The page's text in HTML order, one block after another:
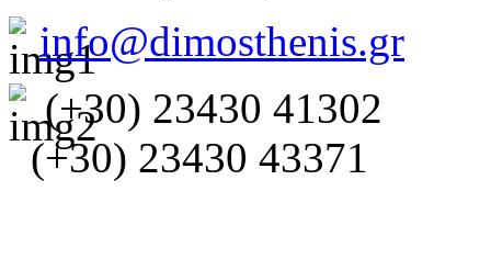
info@dimosthenis.gr
(+30) 23430 41302
(+30) 23430 43371